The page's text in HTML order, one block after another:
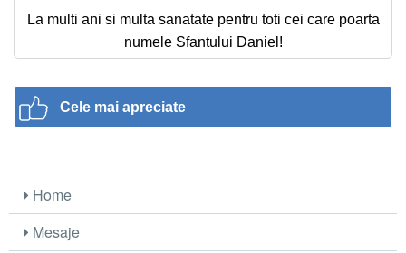
La multi ani si multa sanatate pentru toti cei care poarta
numele Sfantului Daniel!
Cele mai apreciate
Home
Mesaje